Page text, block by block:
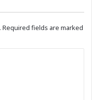
Required fields are marked